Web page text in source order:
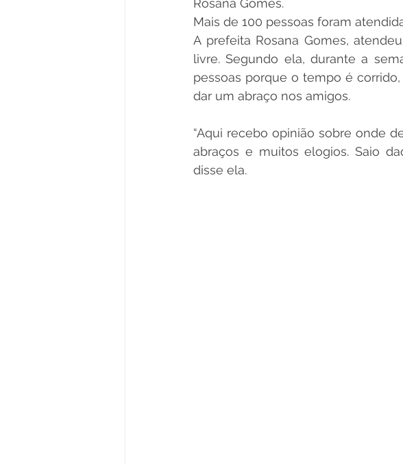
Rosana Gomes.
Mais de 100 pessoas foram
A prefeita Rosana Gomes,
livre. Segundo ela, durante a
pessoas porque o tempo é
dar um abraço nos amigos.
“Aqui recebo opinião sobre onde
abraços e muitos elogios. Saio
disse ela.